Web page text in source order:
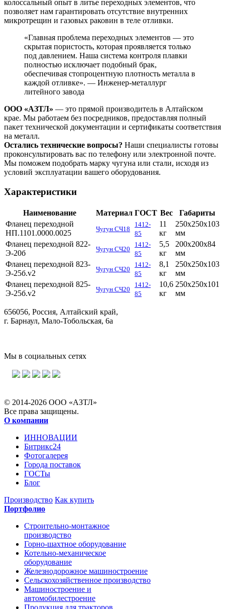
колоссальный опыт в литье переходных элементов, что
позволяет нам гарантировать отсутствие внутренних
микротрещин и газовых раковин в теле отливки.
«Главная проблема переходных элементов — это
скрытая пористость, которая проявляется только
под давлением. Наша система контроля плавки
полностью исключает подобный брак,
обеспечивая стопроцентную плотность металла в
каждой отливке». — Инженер-металлург
литейного завода
ООО «АЗТЛ» — это прямой производитель в Алтайском
крае. Мы работаем без посредников, предоставляя полный
пакет технической документации и сертификаты соответствия
на металл.
Остались технические вопросы? Наши специалисты готовы
проконсультировать вас по телефону или электронной почте.
Мы поможем подобрать марку чугуна или стали, исходя из
условий эксплуатации вашего оборудования.
Характеристики
Наименование Материал ГОСТ Вес
Габариты
Фланец переходной
НП.1101.0000.0025
Чугун СЧ18
1412-
85
11
кг
250х250х103
мм
Фланец переходной 822-
Э-20б
Чугун СЧ20
1412-
85
5,5
кг
200х200х84
мм
Фланец переходной 823-
Э-25б.v2
Чугун СЧ20
1412-
85
8,1
кг
250х250х103
мм
Фланец переходной 825-
Э-25б.v2
Чугун СЧ20
1412-
85
10,6
кг
250х250х101
мм
656056, Россия, Алтайский край,
г. Барнаул, Мало-Тобольская, 6а
Мы в социальных сетях
© 2014-2026 ООО «АЗТЛ»
Все права защищены.
О компании
ИННОВАЦИИ
Битрикс24
Фотогалерея
Города поставок
ГОСТы
Блог
Производство Как купить
Портфолио
Строительно-монтажное
производство
Горно-шахтное оборудование
Котельно-механическое
оборудование
Железнодорожное машиностроение
Сельскохозяйственное производство
Машиностроение и
автомобилестроение
Продукция для тракторов